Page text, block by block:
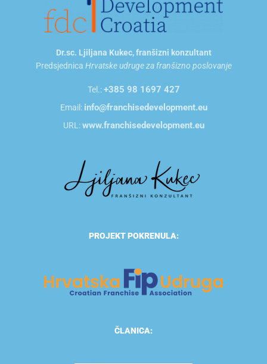
Dr.sc. Ljiljana Kukec, franšizni konzultant
Predsjednica Hrvatske udruge za franšizno poslovanje
Tel.:+385 98 1697 427
Email: info@franchisedevelopment.eu
URL:www.franchisedevelopment.eu
PROJEKT POKRENULA:
ČLANICA: